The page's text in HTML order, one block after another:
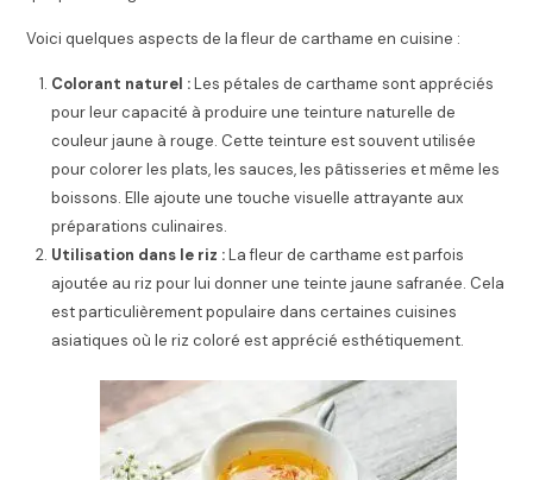
Voici quelques aspects de la fleur de carthame en cuisine :
Colorant naturel :Les pétales de carthame sont appréciés
pour leur capacité à produire une teinture naturelle de
couleur jaune à rouge. Cette teinture est souvent utilisée
pour colorer les plats, les sauces, les pâtisseries et même les
boissons. Elle ajoute une touche visuelle attrayante aux
préparations culinaires.
Utilisation dans le riz :La fleur de carthame est parfois
ajoutée au riz pour lui donner une teinte jaune safranée. Cela
est particulièrement populaire dans certaines cuisines
asiatiques où le riz coloré est apprécié esthétiquement.